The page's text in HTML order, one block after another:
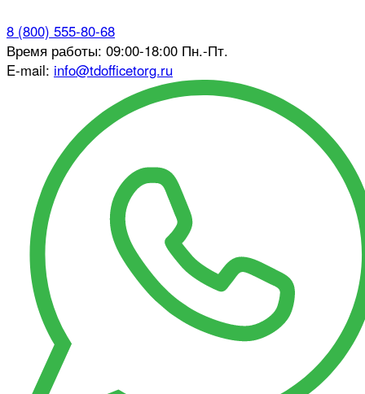
8 (800) 555-80-68
Время работы: 09:00-18:00 Пн.-Пт.
E-mail: info@tdofficetorg.ru